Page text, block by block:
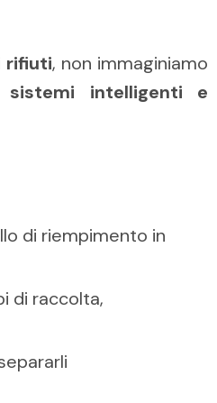
rifiuti, non immaginiamo
sistemi intelligenti e
di riempimento in
di raccolta,